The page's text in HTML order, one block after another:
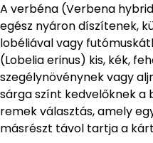
A verbéna (Verbena
egész nyáron díszítenek,
lobéliával vagy
(Lobelia erinus) kis, kék,
szegélynövénynek vagy
sárga színt kedvelőknek a
remek választás, amely
másrészt távol tartja a